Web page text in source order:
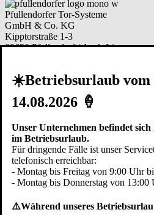
☀️Betriebsurlaub vom
14.08.2026 🍦
Unser Unternehmen befindet
im Betriebsurlaub.
Für dringende Fälle ist unser
telefonisch erreichbar:
- Montag bis Freitag von 9:00 Uhr
- Montag bis Donnerstag von 13:00
⚠️Während unseres
Pfullendorfer Tor-Systeme
GmbH & Co. KG
Kipptorstraße 1-3
88630 Pfullendorf / Aach-Linz
Telefon:+49 (0)7552 2602-0
E-Mail:info@pfullendorfer.de
Garagentor Kaufberatung
Torsysteme im Vergleich
Modernisieren
Garagentor Bildgalerie
Ersatzteile bestellen
Arbeiten bei Pfullendorfer